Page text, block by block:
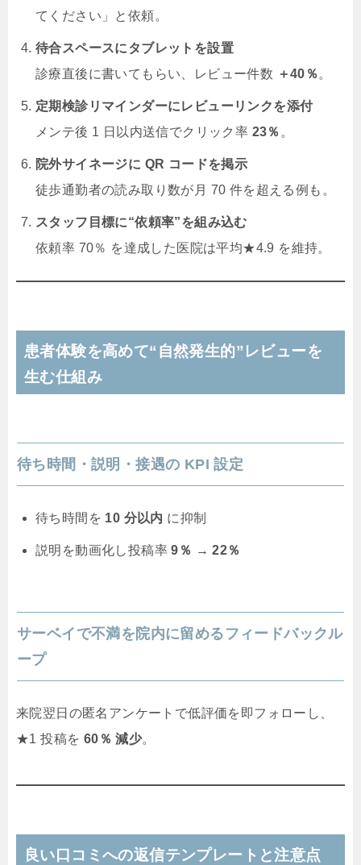
てください」と依頼。
待合スペースにタブレットを設置
診療直後に書いてもらい、レビュー件数 ＋40％ 。
定期検診リマインダーにレビューリンクを添付
メンテ後 1 日以内送信でクリック率 23％ 。
院外サイネージに QR コードを掲示
徒歩通勤者の読み取り数が月 70 件を超える例も。
スタッフ目標に“依頼率”を組み込む
依頼率 70％ を達成した医院は平均★4.9 を維持。
患者体験を高めて“自然発生的”レビューを
生む仕組み
待ち時間・説明・接遇の KPI 設定
待ち時間を 10 分以内 に抑制
説明を動画化し投稿率9％ → 22％
サーベイで不満を院内に留めるフィードバックル
ープ
来院翌日の匿名アンケートで低評価を即フォローし、
★1 投稿を 60％ 減少。
良い口コミへの返信テンプレートと注意点